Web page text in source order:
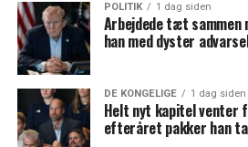
POLITIK 1 dag siden
Arbejdede tæt sammen
han med dyster
DE KONGELIGE 1 dag siden
Helt nyt kapitel venter
efteråret pakker han